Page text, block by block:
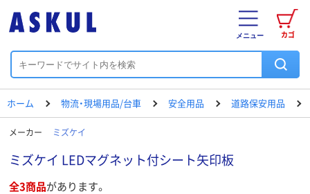
カゴ
メニュー
ホーム 物流・現場用品/台車 安全用品 道路保安用品
メーカー ミズケイ
ミズケイ LEDマグネット付シート矢印板
全3商品があります。